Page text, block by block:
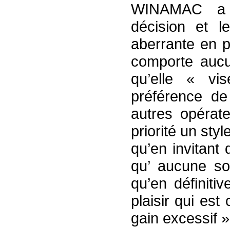
WINAMAC
décision et
aberrante en
comporte
qu’elle «
préférence
autres
priorité un
qu’en
qu’ aucune
qu’en
plaisir qui est
gain excessif